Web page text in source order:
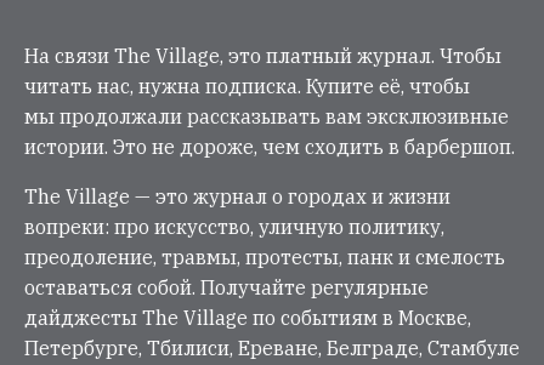
На связи The Village, это платный журнал. Чтобы
читать нас, нужна подписка. Купите её, чтобы
мы продолжали рассказывать вам эксклюзивные
истории. Это не дороже, чем сходить в барбершоп.
The Village — это журнал о городах и жизни
вопреки: про искусство, уличную политику,
преодоление, травмы, протесты, панк и смелость
оставаться собой. Получайте регулярные
дайджесты The Village по событиям в Москве,
Петербурге, Тбилиси, Ереване, Белграде, Стамбуле